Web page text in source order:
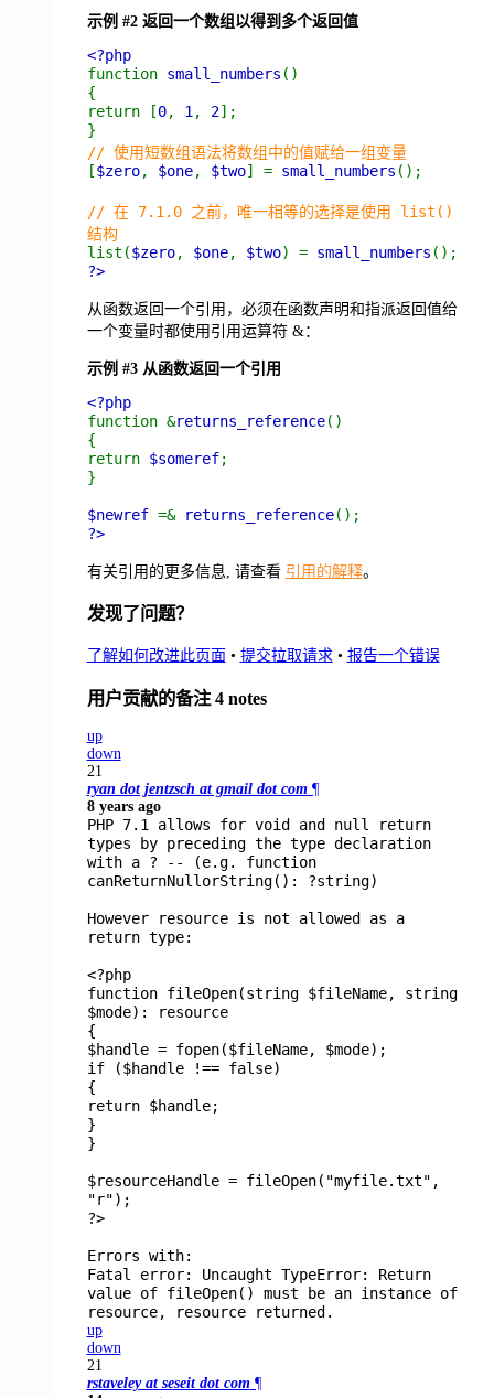
示例 #2 返回一个数组以得到多个返回值
<?php
function small_numbers ()
{
return [0, 1 , 2];
}
// 使用短数组语法将数组中的值赋给一组变量
[$zero, $one, $two] = small_numbers ();
// 在 7.1.0 之前，唯一相等的选择是使用 list()
结构
list($zero, $one, $two) = small_numbers ();
?>
从函数返回一个引用，必须在函数声明和指派返回值给
一个变量时都使用引用运算符 &：
示例 #3 从函数返回一个引用
<?php
function &returns_reference()
{
return $someref;
}
$newref =& returns_reference();
?>
有关引用的更多信息, 请查看 引用的解释。
发现了问题？
了解如何改进此页面 • 提交拉取请求• 报告一个错误
用户贡献的备注 4 notes
up
down
21
ryan dot jentzsch at gmail dot com¶
8 years ago
PHP 7.1 allows for void and null return
types by preceding the type declaration
with a ? -- (e.g. function
canReturnNullorString(): ?string)
However resource is not allowed as a
return type:
<?php
function fileOpen(string $fileName, string
$mode):
resource
{
$handle = fopen($fileName, $mode);
if ($handle !== false)
{
return $handle;
}
}
$resourceHandle = fileOpen( "myfile.txt" ,
"r");
?>
Errors with:
Fatal error: Uncaught TypeError: Return
value of fileOpen() must be an instance of
resource, resource returned.
up
down
21
rstaveley at seseit dot com¶